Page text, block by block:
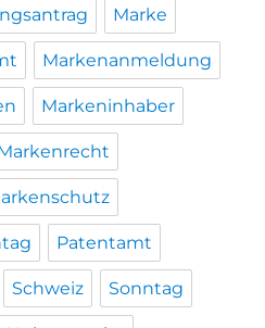
Marke
Markenanmeldung
Markeninhaber
Patentamt
Schweiz Sonntag